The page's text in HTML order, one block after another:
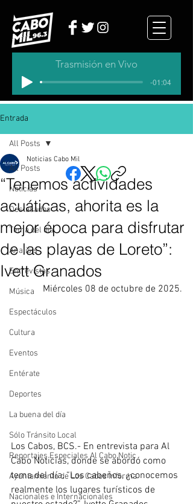
Trasmisión en Vivo
-01:04
Entrada
All Posts
Noticias
Destacados
Tema del dia
Analisis
Entrevistas
Música
Espectáculos
Cultura
Eventos
Entérate
Deportes
La buena del día
Sólo Tránsito Local
Reportajes Especiales Al Cabo Notic
Ayuntamiento de Los Cabos Informa
Nacionales e Internacionales
All Posts
“Tenemos actividades
acuáticas, ahorita es la
mejor época para disfrutar
de las playas de Loreto”:
Ivett Granados
Noticias Cabo Mil
Miércoles 08 de octubre de 2025.
Los Cabos, BCS.- En entrevista para Al
Cabo Noticias, donde se abordó como
tema del día, “Los cabeños, ¿conocemos
realmente los lugares turísticos de